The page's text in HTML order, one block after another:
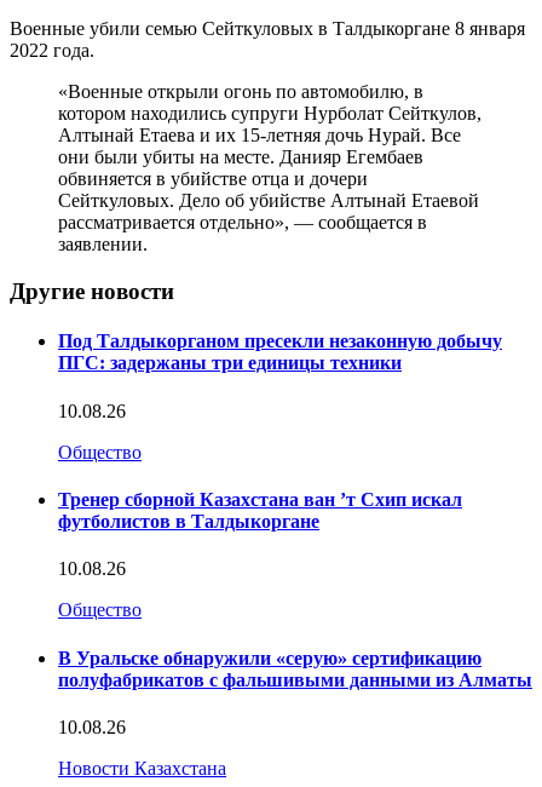
Военные убили семью Сейткуловых в Талдыкоргане 8 января
2022 года.
«Военные открыли огонь по автомобилю, в
котором находились супруги Нурболат Сейткулов,
Алтынай Етаева и их 15-летняя дочь Нурай. Все
они были убиты на месте. Данияр Егембаев
обвиняется в убийстве отца и дочери
Сейткуловых. Дело об убийстве Алтынай Етаевой
рассматривается отдельно», — сообщается в
заявлении.
Другие новости
Под Талдыкорганом пресекли незаконную добычу
ПГС: задержаны три единицы техники
10.08.26
Общество
Тренер сборной Казахстана ван ’т Схип искал
футболистов в Талдыкоргане
10.08.26
Общество
В Уральске обнаружили «серую» сертификацию
полуфабрикатов с фальшивыми данными из Алматы
10.08.26
Новости Казахстана